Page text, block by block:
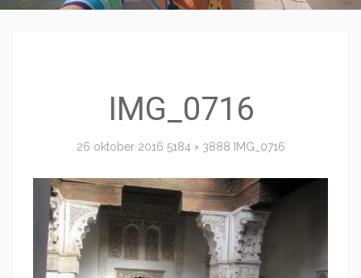
IMG_0716
26 oktober 2016 5184 × 3888 IMG_0716